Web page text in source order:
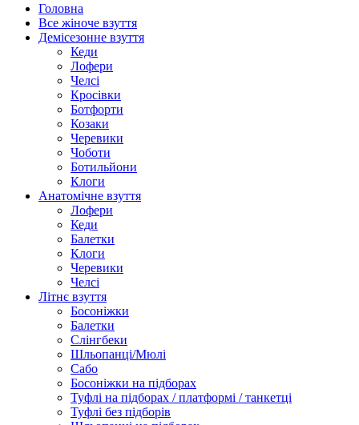
Головна
Все жіноче взуття
Демісезонне взуття
Кеди
Лофери
Челсі
Кросівки
Ботфорти
Козаки
Черевики
Чоботи
Ботильйони
Клоги
Анатомічне взуття
Лофери
Кеди
Балетки
Клоги
Черевики
Челсі
Літнє взуття
Босоніжки
Балетки
Слінгбеки
Шльопанці/Мюлі
Сабо
Босоніжки на підборах
Туфлі на підборах / платформі / танкетці
Туфлі без підборів